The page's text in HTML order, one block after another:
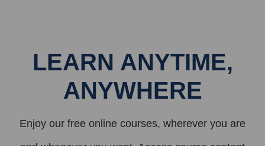
LEARN ANYTIME,
ANYWHERE
Enjoy our free online courses, wherever you are